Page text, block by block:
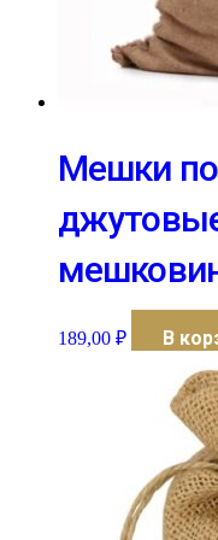
Мешки
189,00 ₽ В